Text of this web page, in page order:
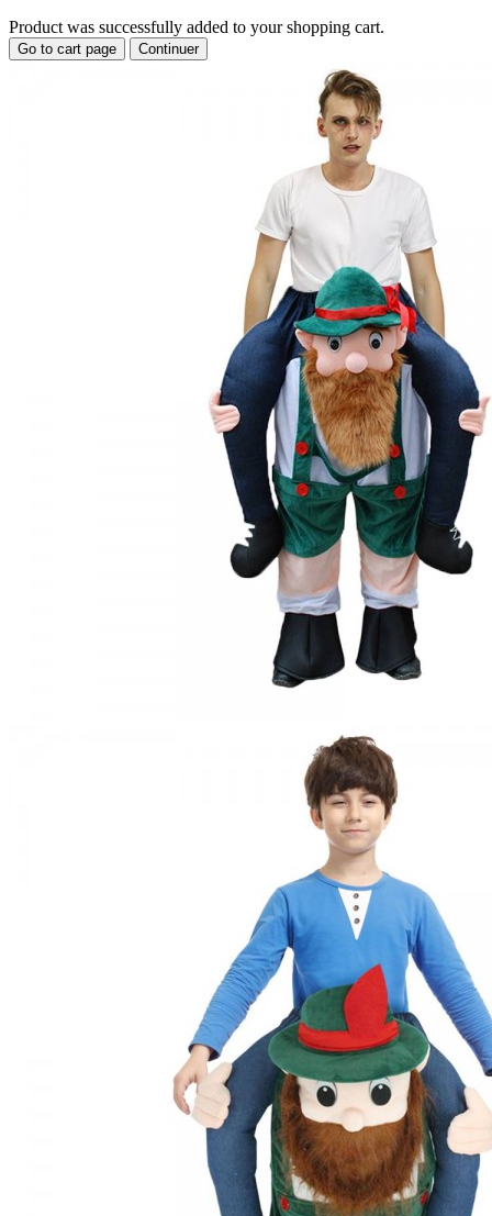
Product was successfully added to your shopping cart.
Go to cart page Continuer